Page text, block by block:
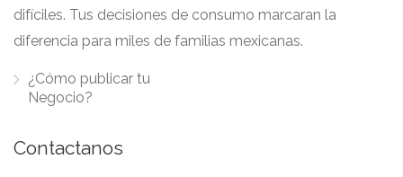
difíciles. Tus decisiones de consumo marcaran la
diferencia para miles de familias mexicanas.
¿Cómo publicar tu
Negocio?
Contactanos